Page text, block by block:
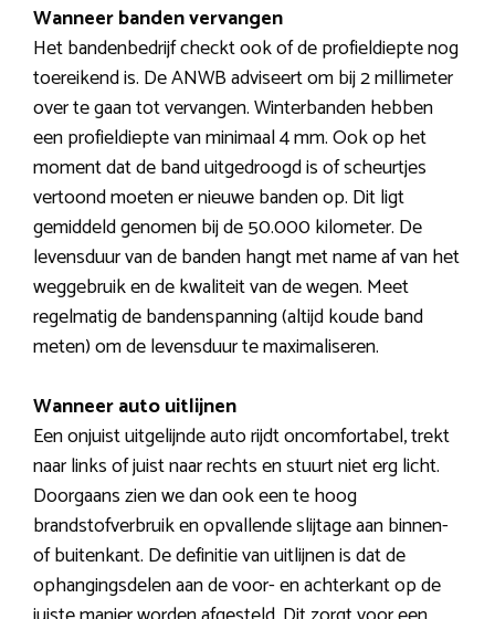
Wanneer banden vervangen
Het bandenbedrijf checkt ook of de profieldiepte nog
toereikend is. De ANWB adviseert om bij 2 millimeter
over te gaan tot vervangen. Winterbanden hebben
een profieldiepte van minimaal 4 mm. Ook op het
moment dat de band uitgedroogd is of scheurtjes
vertoond moeten er nieuwe banden op. Dit ligt
gemiddeld genomen bij de 50.000 kilometer. De
levensduur van de banden hangt met name af van het
weggebruik en de kwaliteit van de wegen. Meet
regelmatig de bandenspanning (altijd koude band
meten) om de levensduur te maximaliseren.
Wanneer auto uitlijnen
Een onjuist uitgelijnde auto rijdt oncomfortabel, trekt
naar links of juist naar rechts en stuurt niet erg licht.
Doorgaans zien we dan ook een te hoog
brandstofverbruik en opvallende slijtage aan binnen-
of buitenkant. De definitie van uitlijnen is dat de
ophangingsdelen aan de voor- en achterkant op de